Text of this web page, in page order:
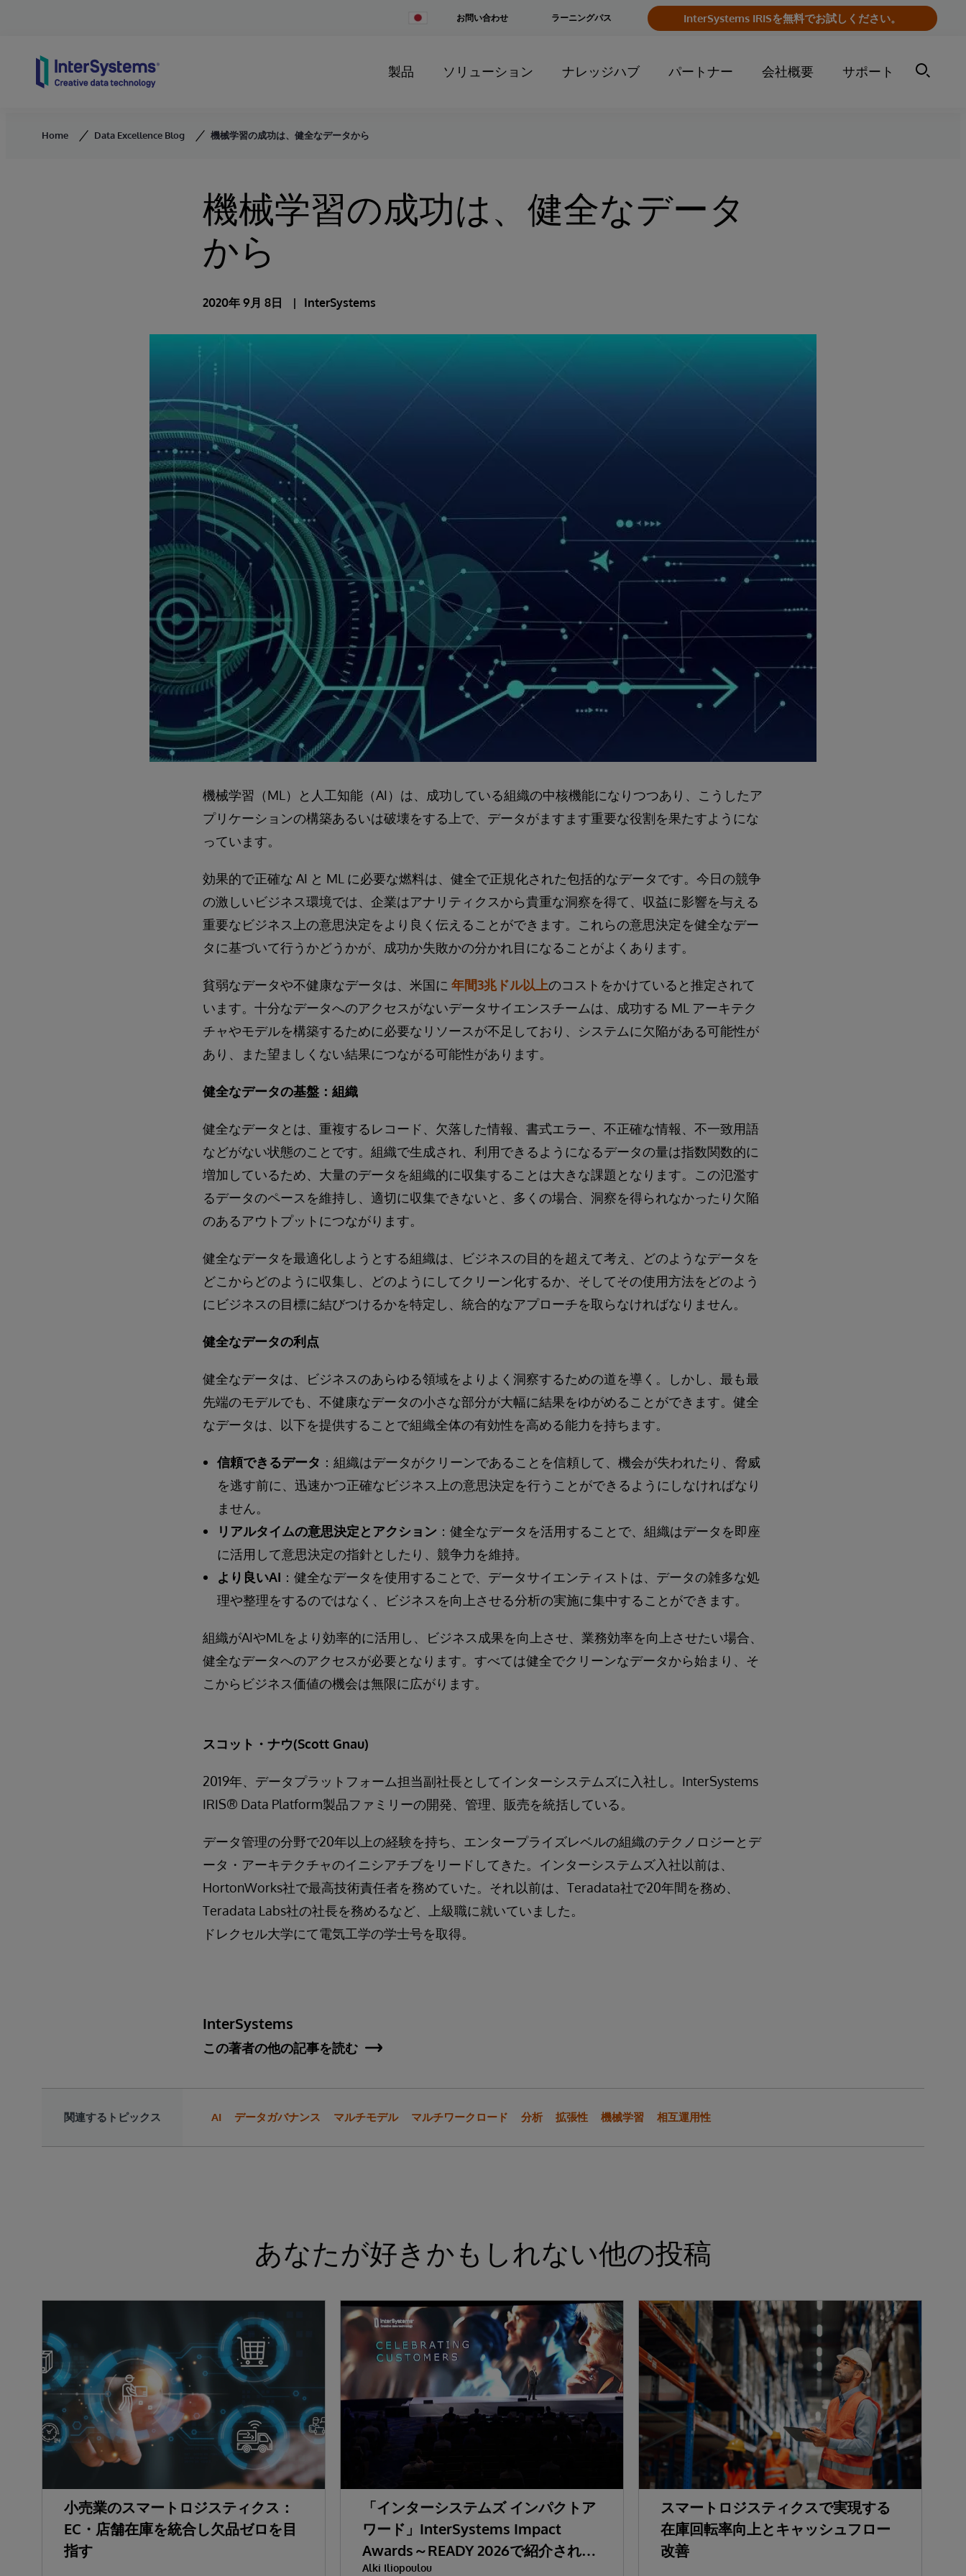
Change
お問い合わせ InterSystems IRISを無料でお試しください。
ラーニングパス
製品 ソリューション ナレッジハブ パートナー 会社概要 サポート
Home Data Excellence Blog 機械学習の成功は、健全なデータから
機械学習の成功は、健全なデータ
から
2020年 9月 8日 InterSystems
機械学習（ML）と人工知能（AI）は、成功している組織の中核機能になりつつあり、こうしたア
プリケーションの構築あるいは破壊をする上で、データがますます重要な役割を果たすようにな
っています。
効果的で正確な AI と ML に必要な燃料は、健全で正規化された包括的なデータです。今日の競争
の激しいビジネス環境では、企業はアナリティクスから貴重な洞察を得て、収益に影響を与える
重要なビジネス上の意思決定をより良く伝えることができます。これらの意思決定を健全なデー
タに基づいて行うかどうかが、成功か失敗かの分かれ目になることがよくあります。
貧弱なデータや不健康なデータは、米国に 年間3兆ドル以上のコストをかけていると推定されて
います。十分なデータへのアクセスがないデータサイエンスチームは、成功する ML アーキテク
チャやモデルを構築するために必要なリソースが不足しており、システムに欠陥がある可能性が
あり、また望ましくない結果につながる可能性があります。
健全なデータの基盤：組織
健全なデータとは、重複するレコード、欠落した情報、書式エラー、不正確な情報、不一致用語
などがない状態のことです。組織で生成され、利用できるようになるデータの量は指数関数的に
増加しているため、大量のデータを組織的に収集することは大きな課題となります。この氾濫す
るデータのペースを維持し、適切に収集できないと、多くの場合、洞察を得られなかったり欠陥
のあるアウトプットにつながります。
健全なデータを最適化しようとする組織は、ビジネスの目的を超えて考え、どのようなデータを
どこからどのように収集し、どのようにしてクリーン化するか、そしてその使用方法をどのよう
にビジネスの目標に結びつけるかを特定し、統合的なアプローチを取らなければなりません。
健全なデータの利点
健全なデータは、ビジネスのあらゆる領域をよりよく洞察するための道を導く。しかし、最も最
先端のモデルでも、不健康なデータの小さな部分が大幅に結果をゆがめることができます。健全
なデータは、以下を提供することで組織全体の有効性を高める能力を持ちます。
信頼できるデータ ：組織はデータがクリーンであることを信頼して、機会が失われたり、脅威
を逃す前に、迅速かつ正確なビジネス上の意思決定を行うことができるようにしなければなり
ません。
リアルタイムの意思決定とアクション ：健全なデータを活用することで、組織はデータを即座
に活用して意思決定の指針としたり、競争力を維持。
より良いAI ：健全なデータを使用することで、データサイエンティストは、データの雑多な処
理や整理をするのではなく、ビジネスを向上させる分析の実施に集中することができます。
組織がAIやMLをより効率的に活用し、ビジネス成果を向上させ、業務効率を向上させたい場合、
健全なデータへのアクセスが必要となります。すべては健全でクリーンなデータから始まり、そ
こからビジネス価値の機会は無限に広がります。
スコット・ナウ(Scott Gnau)
2019年、データプラットフォーム担当副社長としてインターシステムズに入社し。InterSystems
IRIS® Data Platform製品ファミリーの開発、管理、販売を統括している。
データ管理の分野で20年以上の経験を持ち、エンタープライズレベルの組織のテクノロジーとデ
ータ・アーキテクチャのイニシアチブをリードしてきた。インターシステムズ入社以前は、
HortonWorks社で最高技術責任者を務めていた。それ以前は、Teradata社で20年間を務め、
Teradata Labs社の社長を務めるなど、上級職に就いていました。
ドレクセル大学にて電気工学の学士号を取得。
InterSystems
この著者の他の記事を読む
関連するトピックス AI データガバナンス マルチモデル マルチワークロード 分析 拡張性 機械学習 相互運用性
あなたが好きかもしれない他の投稿
小売業のスマートロジスティクス：
EC・店舗在庫を統合し欠品ゼロを目
指す
「インターシステムズ インパクトア
ワード」InterSystems Impact
Awards～READY 2026で紹介された
AIをはじめとする多彩なテーマ～
Alki Iliopoulou
スマートロジスティクスで実現する
在庫回転率向上とキャッシュフロー
改善